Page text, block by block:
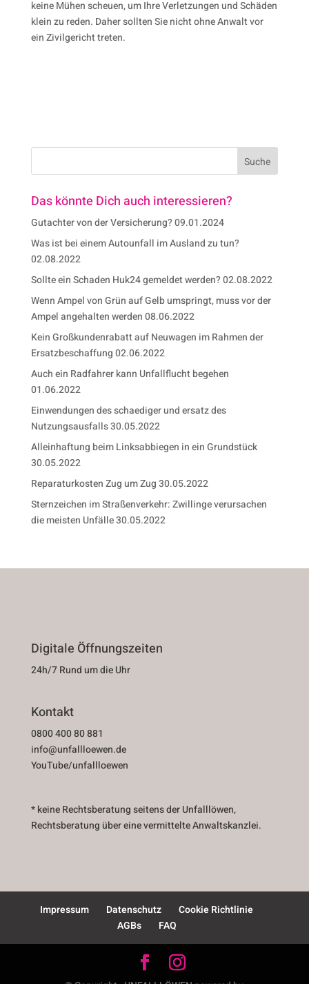
keine Mühen scheuen, um Ihre Verletzungen und Schäden
klein zu reden. Daher sollten Sie nicht ohne Anwalt vor
ein Zivilgericht treten.
Das könnte Dich auch interessieren?
Gutachter von der Versicherung?09.01.2024
Was ist bei einem Autounfall im Ausland zu tun?
02.08.2022
Sollte ein Schaden Huk24 gemeldet werden?02.08.2022
Wenn Ampel von Grün auf Gelb umspringt, muss vor der
Ampel angehalten werden08.06.2022
Kein Großkundenrabatt auf Neuwagen im Rahmen der
Ersatzbeschaffung02.06.2022
Auch ein Radfahrer kann Unfallflucht begehen
01.06.2022
Einwendungen des schaediger und ersatz des
Nutzungsausfalls30.05.2022
Alleinhaftung beim Linksabbiegen in ein Grundstück
30.05.2022
Reparaturkosten Zug um Zug30.05.2022
Sternzeichen im Straßenverkehr: Zwillinge verursachen
die meisten Unfälle30.05.2022
Digitale Öffnungszeiten
24h/7 Rund um die Uhr
Kontakt
0800 400 80 881
info@unfallloewen.de
YouTube/unfallloewen
* keine Rechtsberatung seitens der Unfalllöwen,
Rechtsberatung über eine vermittelte Anwaltskanzlei.
Impressum Datenschutz
Cookie Richtlinie
AGBs
FAQ